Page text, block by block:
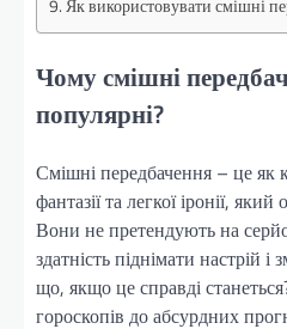
Як використовувати смішні
Чому смішні
популярні?
Смішні передбачення – це як
фантазії та легкої іронії,
Вони не претендують на
здатність піднімати настрій
що, якщо це справді
гороскопів до абсурдних